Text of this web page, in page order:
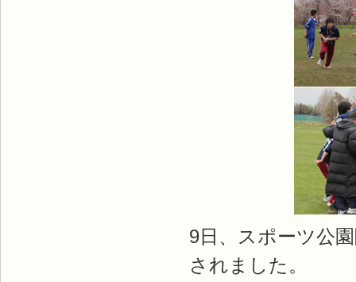
9日、スポーツ公
されました。